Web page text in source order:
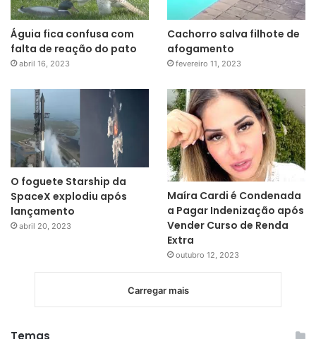
Águia fica confusa com
falta de reação do pato
abril 16, 2023
Cachorro salva filhote de
afogamento
fevereiro 11, 2023
O foguete Starship da
SpaceX explodiu após
lançamento
abril 20, 2023
Maíra Cardi é Condenada
a Pagar Indenização após
Vender Curso de Renda
Extra
outubro 12, 2023
Carregar mais
Temas